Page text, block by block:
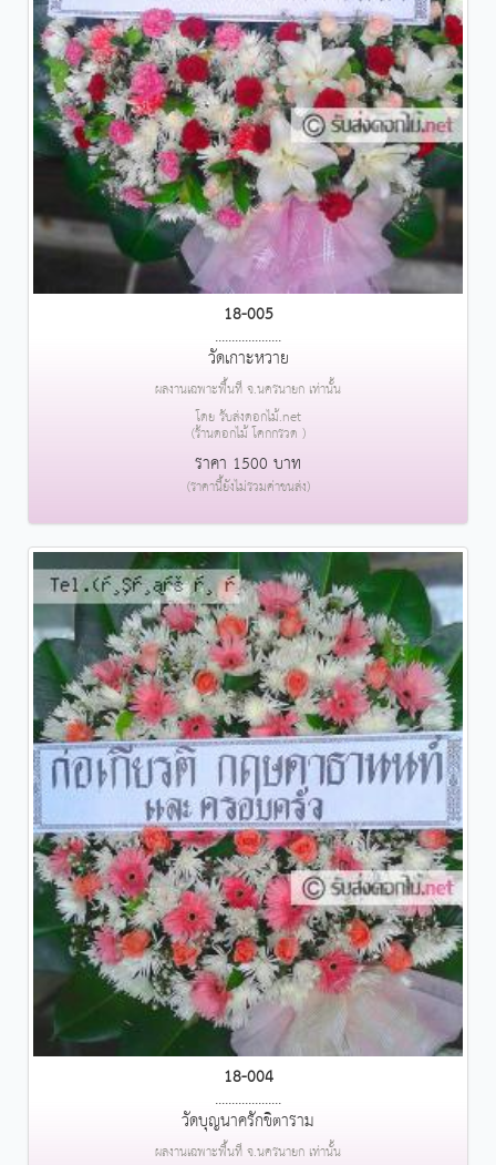
18-005
....................
วัดเกาะหวาย
ผลงานเฉพาะพื้นที่ จ.นครนายก เท่านั้น
โดย รับส่งดอกไม้.net
(ร้านดอกไม้ โคกกรวด )
ราคา 1500 บาท
(ราคานี้ยังไม่รวมค่าขนส่ง)
18-004
....................
วัดบุญนาครักขิตาราม
ผลงานเฉพาะพื้นที่ จ.นครนายก เท่านั้น